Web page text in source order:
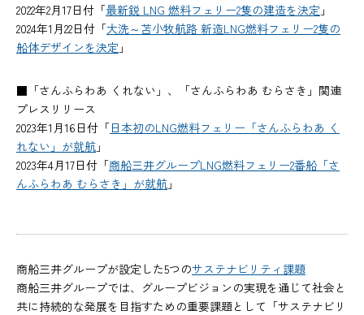
2022年2月17日付「最新鋭 LNG 燃料フェリー2隻の建造を決定 」
2024年1月22日付「大洗～苫小牧航路 新造LNG燃料フェリー2隻の
船体デザインを決定 」
■「さんふらわあ くれない」、「さんふらわあ むらさき」関連
プレスリリース
2023年1月16日付「日本初のLNG燃料フェリー「さんふらわあ く
れない」が就航 」
2023年4月17日付「商船三井グループLNG燃料フェリー2番船「さ
んふらわあ むらさき」が就航 」
商船三井グループが設定した5つのサステナビリティ課題
商船三井グループでは、グループビジョンの実現を通じて社会と
共に持続的な発展を目指すための重要課題として「サステナビリ